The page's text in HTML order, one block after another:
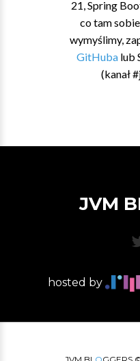
21, Spring
co tam
wymyślimy,
GitHubalub
(kanał
JVM
hosted by